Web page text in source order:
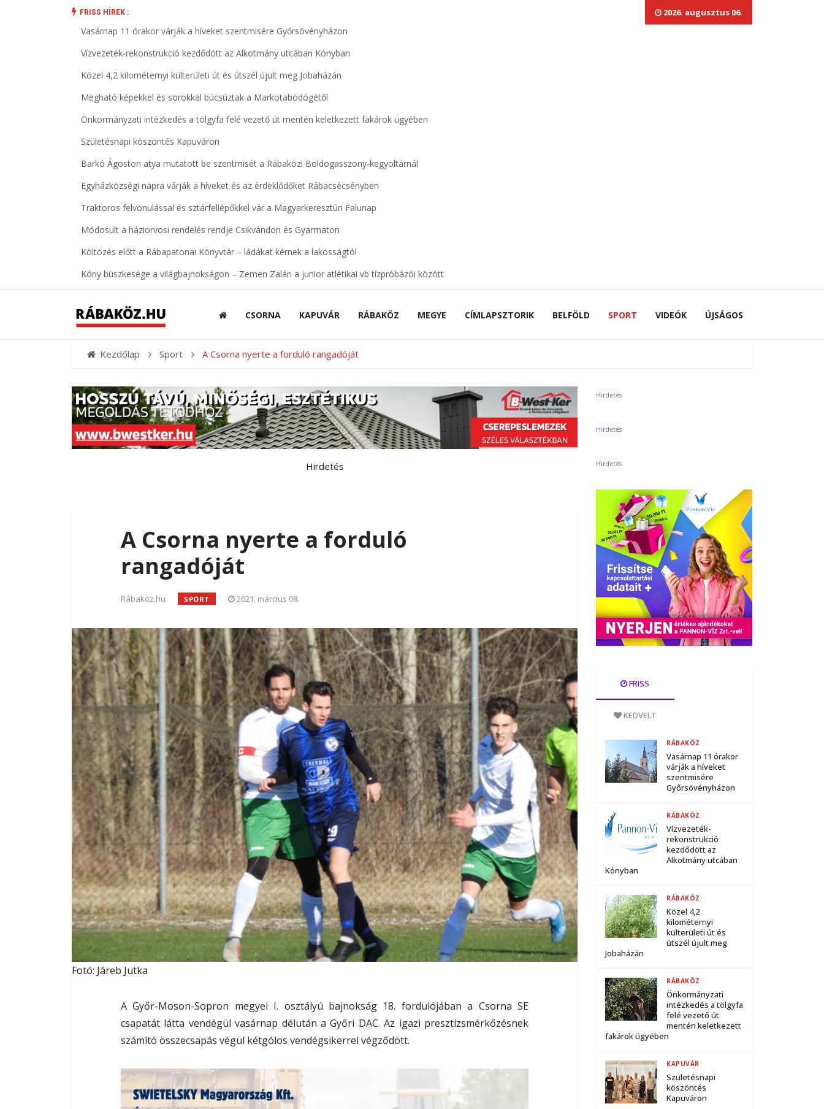
FRISS HÍREK :
Vasárnap 11 órakor várják a híveket szentmisére Győrsövényházon
Vízvezeték-rekonstrukció kezdődött az Alkotmány utcában Kónyban
Közel 4,2 kilométernyi külterületi út és útszél újult meg Jobaházán
Megható képekkel és sorokkal búcsúztak a Markotabödögétől
Önkormányzati intézkedés a tölgyfa felé vezető út mentén keletkezett fakárok ügyében
Születésnapi köszöntés Kapuváron
Barkó Ágoston atya mutatott be szentmisét a Rábaközi Boldogasszony-kegyoltárnál
Egyházközségi napra várják a híveket és az érdeklődőket Rábacsécsényben
Traktoros felvonulással és sztárfellépőkkel vár a Magyarkeresztúri Falunap
Módosult a háziorvosi rendelés rendje Csikvándon és Gyarmaton
Költözés előtt a Rábapatonai Könyvtár – ládákat kérnek a lakosságtól
Kóny büszkesége a világbajnokságon – Zemen Zalán a junior atlétikai vb tízpróbázói között
2026. augusztus 06.
CSORNA KAPUVÁR RÁBAKÖZ MEGYE CÍMLAPSZTORIK BELFÖLD SPORT VIDEÓK ÚJSÁGOS
Kezdőlap Sport A Csorna nyerte a forduló rangadóját
Hirdetés
A Csorna nyerte a forduló
rangadóját
Rábaköz.hu SPORT 2021. március 08.
Fotó: Járeb Jutka
A Győr-Moson-Sopron megyei I. osztályú bajnokság 18. fordulójában a Csorna SE
csapatát látta vendégül vasárnap délután a Győri DAC. Az igazi presztízsmérkőzésnek
számító összecsapás végül kétgólos vendégsikerrel végződött.
Hirdetés
Hirdetés
Hirdetés
FRISS
KEDVELT
Vasárnap 11 órakor
várják a híveket
szentmisére
Győrsövényházon
RÁBAKÖZ
Vízvezeték-
rekonstrukció
kezdődött az
Alkotmány utcában
Kónyban
RÁBAKÖZ
Közel 4,2
kilométernyi
külterületi út és
útszél újult meg
Jobaházán
RÁBAKÖZ
Önkormányzati
intézkedés a tölgyfa
felé vezető út
mentén keletkezett
fakárok ügyében
RÁBAKÖZ
Születésnapi
köszöntés
Kapuváron
KAPUVÁR